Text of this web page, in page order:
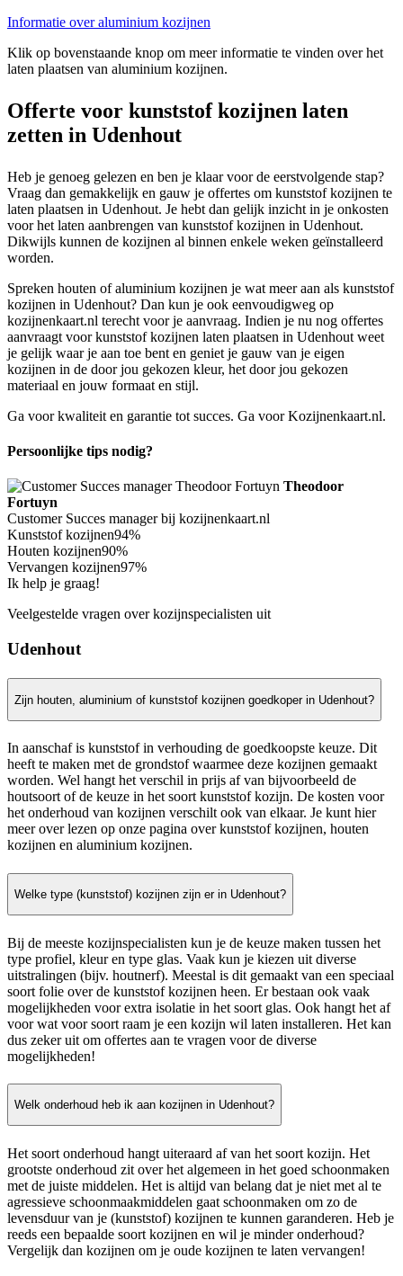
Informatie over aluminium kozijnen
Klik op bovenstaande knop om meer informatie te vinden over het
laten plaatsen van aluminium kozijnen.
Offerte voor kunststof kozijnen laten
zetten in Udenhout
Heb je genoeg gelezen en ben je klaar voor de eerstvolgende stap?
Vraag dan gemakkelijk en gauw je offertes om kunststof kozijnen te
laten plaatsen in Udenhout. Je hebt dan gelijk inzicht in je onkosten
voor het laten aanbrengen van kunststof kozijnen in Udenhout.
Dikwijls kunnen de kozijnen al binnen enkele weken geïnstalleerd
worden.
Spreken houten of aluminium kozijnen je wat meer aan als kunststof
kozijnen in Udenhout? Dan kun je ook eenvoudigweg op
kozijnenkaart.nl terecht voor je aanvraag. Indien je nu nog offertes
aanvraagt voor kunststof kozijnen laten plaatsen in Udenhout weet
je gelijk waar je aan toe bent en geniet je gauw van je eigen
kozijnen in de door jou gekozen kleur, het door jou gekozen
materiaal en jouw formaat en stijl.
Ga voor kwaliteit en garantie tot succes. Ga voor Kozijnenkaart.nl.
Persoonlijke tips nodig?
Theodoor
Fortuyn
Customer Succes manager bij kozijnenkaart.nl
Kunststof kozijnen94%
Houten kozijnen90%
Vervangen kozijnen97%
Ik help je graag!
Veelgestelde vragen over kozijnspecialisten uit
Udenhout
Zijn houten, aluminium of kunststof kozijnen goedkoper in Udenhout?
In aanschaf is kunststof in verhouding de goedkoopste keuze. Dit
heeft te maken met de grondstof waarmee deze kozijnen gemaakt
worden. Wel hangt het verschil in prijs af van bijvoorbeeld de
houtsoort of de keuze in het soort kunststof kozijn. De kosten voor
het onderhoud van kozijnen verschilt ook van elkaar. Je kunt hier
meer over lezen op onze pagina over kunststof kozijnen, houten
kozijnen en aluminium kozijnen.
Welke type (kunststof) kozijnen zijn er in Udenhout?
Bij de meeste kozijnspecialisten kun je de keuze maken tussen het
type profiel, kleur en type glas. Vaak kun je kiezen uit diverse
uitstralingen (bijv. houtnerf). Meestal is dit gemaakt van een speciaal
soort folie over de kunststof kozijnen heen. Er bestaan ook vaak
mogelijkheden voor extra isolatie in het soort glas. Ook hangt het af
voor wat voor soort raam je een kozijn wil laten installeren. Het kan
dus zeker uit om offertes aan te vragen voor de diverse
mogelijkheden!
Welk onderhoud heb ik aan kozijnen in Udenhout?
Het soort onderhoud hangt uiteraard af van het soort kozijn. Het
grootste onderhoud zit over het algemeen in het goed schoonmaken
met de juiste middelen. Het is altijd van belang dat je niet met al te
agressieve schoonmaakmiddelen gaat schoonmaken om zo de
levensduur van je (kunststof) kozijnen te kunnen garanderen. Heb je
reeds een bepaalde soort kozijnen en wil je minder onderhoud?
Vergelijk dan kozijnen om je oude kozijnen te laten vervangen!